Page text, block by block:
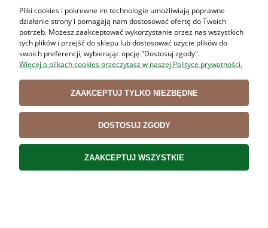
Cena netto: 115,70 zł
DO KOSZYKA
Siatka wędliniarska BIG-NET 125/9 "ręczne wiązanie"
61,00 zł
Pliki cookies i pokrewne im technologie umożliwiają poprawne
działanie strony i pomagają nam dostosować ofertę do Twoich
potrzeb. Możesz zaakceptować wykorzystanie przez nas wszystkich
tych plików i przejść do sklepu lub dostosować użycie plików do
swoich preferencji, wybierając opcję "Dostosuj zgody".
Więcej o plikach cookies przeczytasz w naszej Polityce prywatności.
ZAAKCEPTUJ TYLKO NIEZBĘDNE
DOSTOSUJ ZGODY
ZAAKCEPTUJ WSZYSTKIE